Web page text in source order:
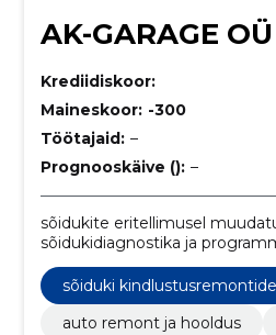
AK-GARAGE OÜ
Krediidiskoor:
Maineskoor: -300
Töötajaid: –
Prognooskäive (): –
sõidukite eritellimusel
sõidukidiagnostika ja
täisteenindus, vedrustuse ja
ja programmeerimine, starteri
taastamine, professionaalne
kvaliteetsete varuosade
sõiduki
auto remont ja hooldus